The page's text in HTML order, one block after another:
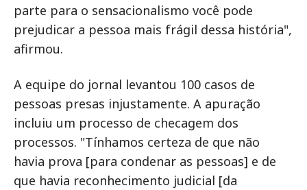
parte para o sensacionalismo você pode
prejudicar a pessoa mais frágil dessa história",
afirmou.
A equipe do jornal levantou 100 casos de
pessoas presas injustamente. A apuração
incluiu um processo de checagem dos
processos. "Tínhamos certeza de que não
havia prova [para condenar as pessoas] e de
que havia reconhecimento judicial [da